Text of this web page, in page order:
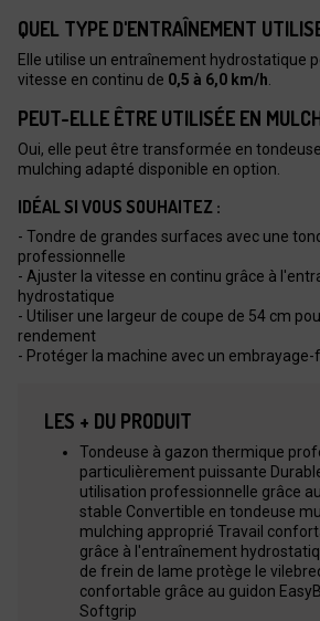
QUEL TYPE D'ENTRAÎNEMENT
Elle utilise un entraînement hydrostatique
vitesse en continu de 0,5 à 6,0 km/h
PEUT-ELLE ÊTRE UTILISÉE EN
Oui, elle peut être transformée en
mulching adapté disponible en option.
IDÉAL SI VOUS SOUHAITEZ :
- Tondre de grandes surfaces avec une
professionnelle
- Ajuster la vitesse en continu grâce à
hydrostatique
- Utiliser une largeur de coupe de 54 cm
rendement
- Protéger la machine avec un
LES + DU PRODUIT
Tondeuse à gazon thermique
particulièrement puissante
utilisation professionnelle grâce
stable Convertible en tondeuse
mulching approprié Travail
grâce à l'entraînement
de frein de lame protège le
confortable grâce au guidon
Softgrip